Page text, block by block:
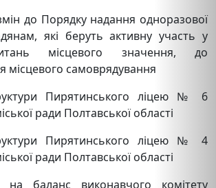
до Порядку надання одноразової
які беруть активну участь у
місцевого значення, до
місцевого самоврядування
Пирятинського ліцею № 6
ради Полтавської області
Пирятинського ліцею № 4
ради Полтавської області
баланс виконавчого комітету